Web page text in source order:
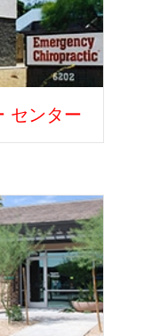
センター